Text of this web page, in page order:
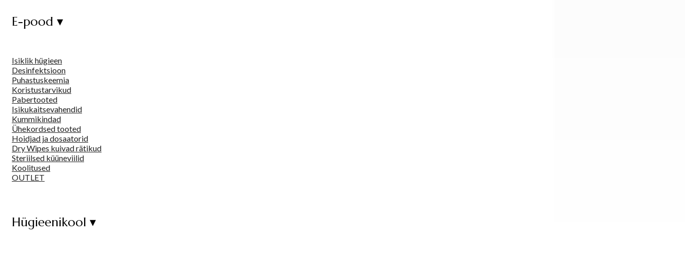
E-pood ▾
Isiklik hügieen
Desinfektsioon
Puhastuskeemia
Koristustarvikud
Pabertooted
Isikukaitsevahendid
Kummikindad
Ühekordsed tooted
Hoidjad ja dosaatorid
Dry Wipes kuivad rätikud
Steriilsed küüneviilid
Koolitused
OUTLET
Hügieenikool ▾